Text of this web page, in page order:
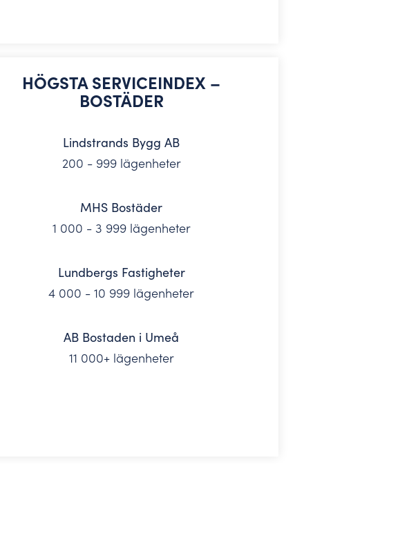
HÖGSTA SERVICEINDEX –
BOSTÄDER
Lindstrands Bygg AB
200 - 999 lägenheter
MHS Bostäder
1 000 - 3 999 lägenheter
Lundbergs Fastigheter
4 000 - 10 999 lägenheter
AB Bostaden i Umeå
11 000+ lägenheter